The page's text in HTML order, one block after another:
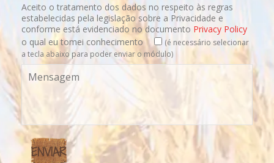
Aceito o tratamento dos dados no respeito às regras
estabelecidas pela legislação sobre a Privacidade e
conforme está evidenciado no documento Privacy Policy
o qual eu tomei conhecimento
(é necessário selecionar
a tecla abaixo para poder enviar o módulo)